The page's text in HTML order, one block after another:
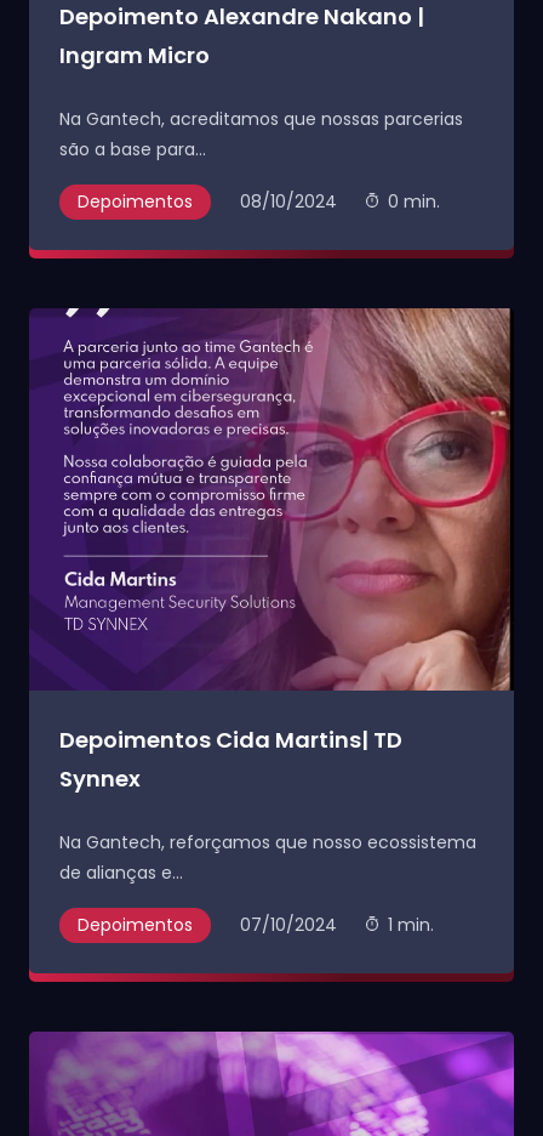
Depoimento Alexandre Nakano |
Ingram Micro
Na Gantech, acreditamos que nossas parcerias
são a base para...
Depoimentos 08/10/2024 0 min.
Depoimentos Cida Martins| TD
Synnex
Na Gantech, reforçamos que nosso ecossistema
de alianças e...
Depoimentos 07/10/2024 1 min.